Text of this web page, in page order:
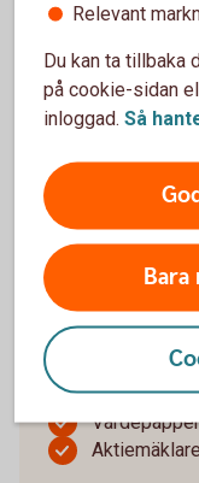
Vi har
Vilken passar
Relevant
Du kan ta tillbaka
på cookie-sidan
inloggad. Så
Bara